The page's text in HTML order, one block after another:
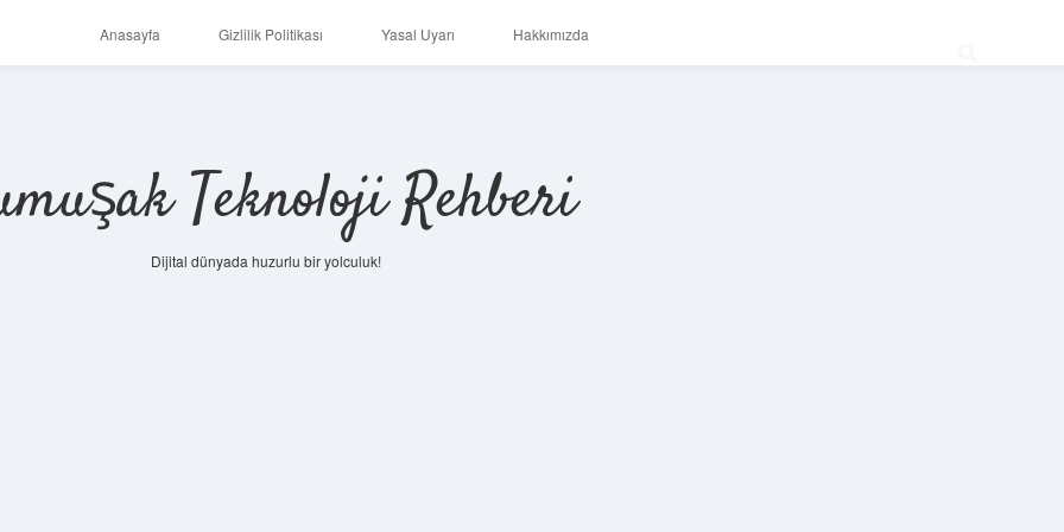
Anasayfa Gizlilik Politikası Yasal Uyarı Hakkımızda
Teknoloji Rehberi
Dijital dünyada huzurlu bir yolculuk!